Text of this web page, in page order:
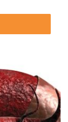
وتلتقي الأجزاء
المسطحة
مباشرة بعظم
فتتصل بالقص
أخرى، ولذلك يشار
ت
ك
ش